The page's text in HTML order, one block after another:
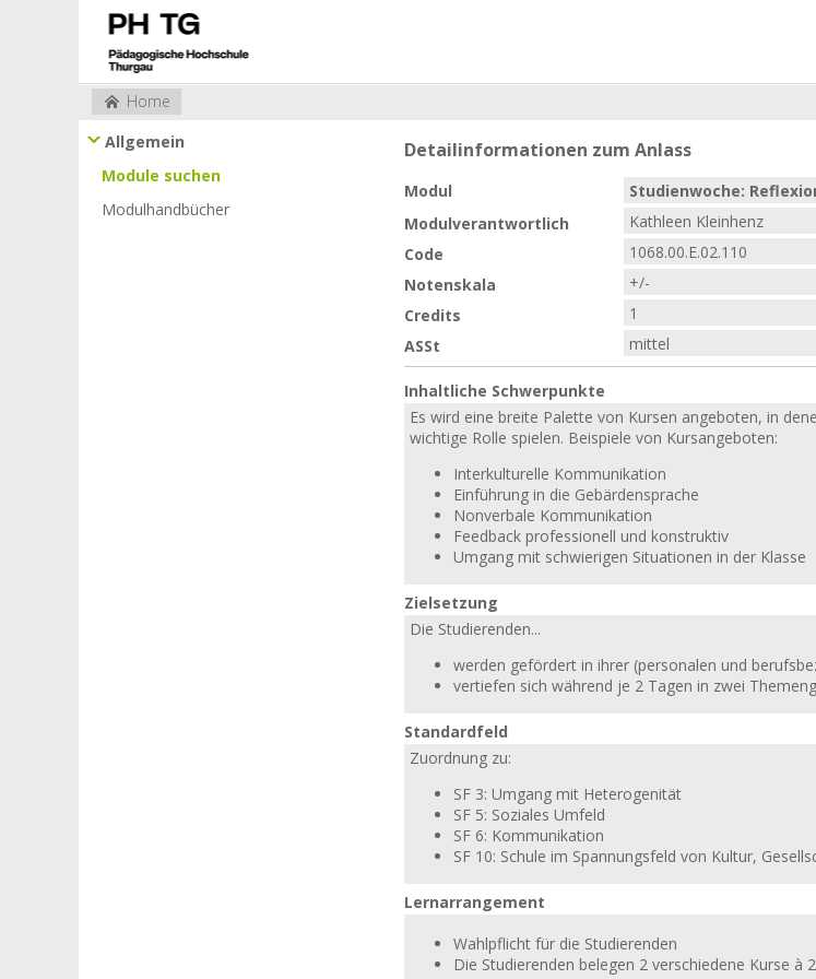
Home
Allgemein
Module suchen
Modulhandbücher
Detailinformationen zum Anlass
Modul
Studienwoche:
Modulverantwortlich
Kathleen Kleinhenz
Code
1068.00.E.02.110
Notenskala
+/-
Credits
1
ASSt
mittel
Inhaltliche Schwerpunkte
Es wird eine breite Palette von Kursen angeboten, in
wichtige Rolle spielen. Beispiele von Kursangeboten:
Interkulturelle Kommunikation
Einführung in die Gebärdensprache
Nonverbale Kommunikation
Feedback professionell und konstruktiv
Umgang mit schwierigen Situationen in der Klasse
Zielsetzung
Die Studierenden...
werden gefördert in ihrer (personalen und
vertiefen sich während je 2 Tagen in zwei
Standardfeld
Zuordnung zu:
SF 3: Umgang mit Heterogenität
SF 5: Soziales Umfeld
SF 6: Kommunikation
SF 10: Schule im Spannungsfeld von Kultur,
Lernarrangement
Wahlpflicht für die Studierenden
Die Studierenden belegen 2 verschiedene Kurse à